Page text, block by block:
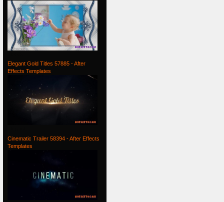
Elegant Gold Titles 57885 - After
Effects Templates
Cinematic Trailer 58394 - After Effects
Templates